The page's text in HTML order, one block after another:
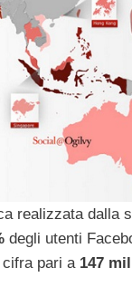
realizzata dalla
degli utenti
pari a 147